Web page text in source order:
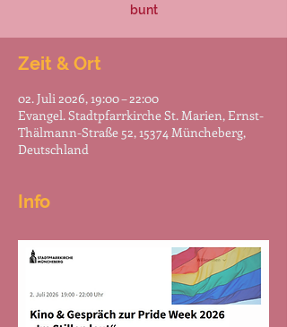
bunt
Zeit & Ort
02. Juli 2026, 19:00 – 22:00
Evangel. Stadtpfarrkirche St. Marien, Ernst-
Thälmann-Straße 52, 15374 Müncheberg,
Deutschland
Info